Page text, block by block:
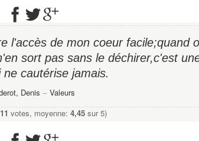
l'accès de mon coeur facile;quand
sort pas sans le déchirer,c'est
ne cautérise jamais.
Denis − Valeurs
11 votes, moyenne: 4,45sur 5)